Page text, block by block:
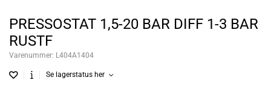
PRESSOSTAT 1,5-20 BAR DIFF 1-3 BAR
RUSTF
Varenummer: L404A1404
Se lagerstatus her